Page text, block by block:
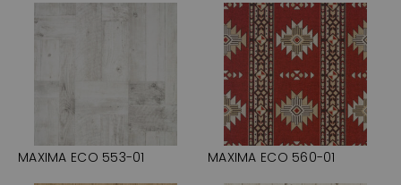
MAXIMA ECO 553-01 MAXIMA ECO 560-01